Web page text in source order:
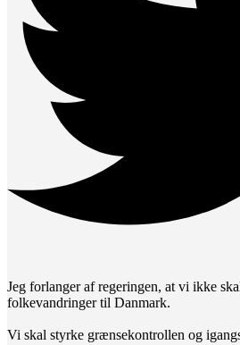
Jeg forlanger af regeringen, at vi ikke
folkevandringer til Danmark.
Vi skal styrke grænsekontrollen og